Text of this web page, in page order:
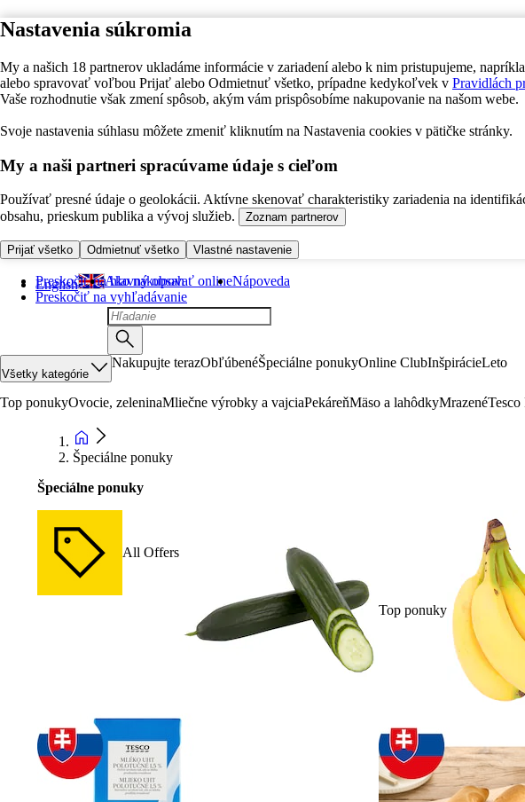
Nastavenia súkromia
My a našich 18 partnerov ukladáme informácie v zariadení alebo k nim pristupujeme,
alebo spravovať voľbou Prijať alebo Odmietnuť všetko, prípadne kedykoľvek v Pravidlách
Vaše rozhodnutie však zmení spôsob, akým vám prispôsobíme nakupovanie na našom webe.
Svoje nastavenia súhlasu môžete zmeniť kliknutím na Nastavenia cookies v pätičke stránky.
My a naši partneri spracúvame údaje s cieľom
Používať presné údaje o geolokácii. Aktívne skenovať charakteristiky zariadenia na
obsahu, prieskum publika a vývoj služieb.
Zoznam partnerov
Prijať všetko Odmietnuť všetko Vlastné nastavenie
Preskočiť na hlavný obsah
Preskočiť na vyhľadávanie
English Ako nakupovať onlineNápoveda
Všetky kategórie
Nakupujte terazObľúbenéŠpeciálne ponukyOnline ClubInšpirácieLeto
Top ponukyOvocie, zeleninaMliečne výrobky a vajciaPekáreňMäso a lahôdkyMrazenéTesco
Špeciálne ponuky
Špeciálne ponuky
All Offers
Top ponuky